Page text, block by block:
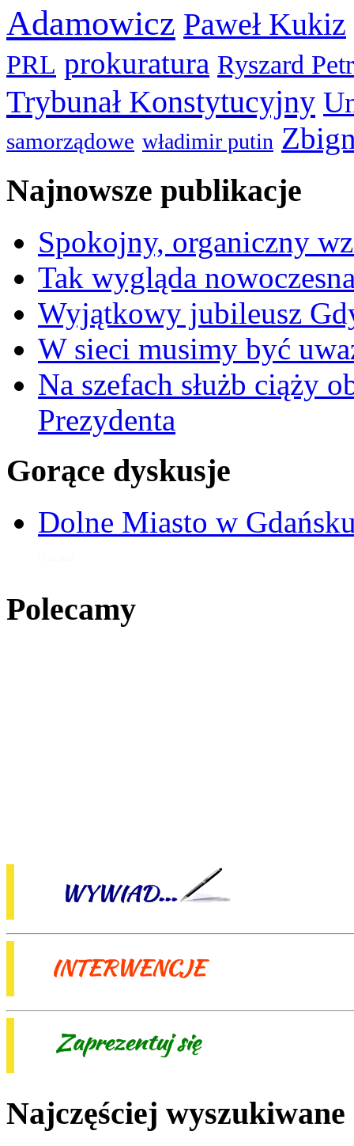
Adamowicz Paweł Kukiz
PRL prokuratura Ryszard
Trybunał Konstytucyjny
samorządowe władimir putin
Najnowsze publikacje
Spokojny, organiczny
Tak wygląda
Wyjątkowy jubileusz
W sieci musimy być
Na szefach służb ciąży
Prezydenta
Gorące dyskusje
Dolne Miasto w
Polecamy
Najczęściej wyszukiwane